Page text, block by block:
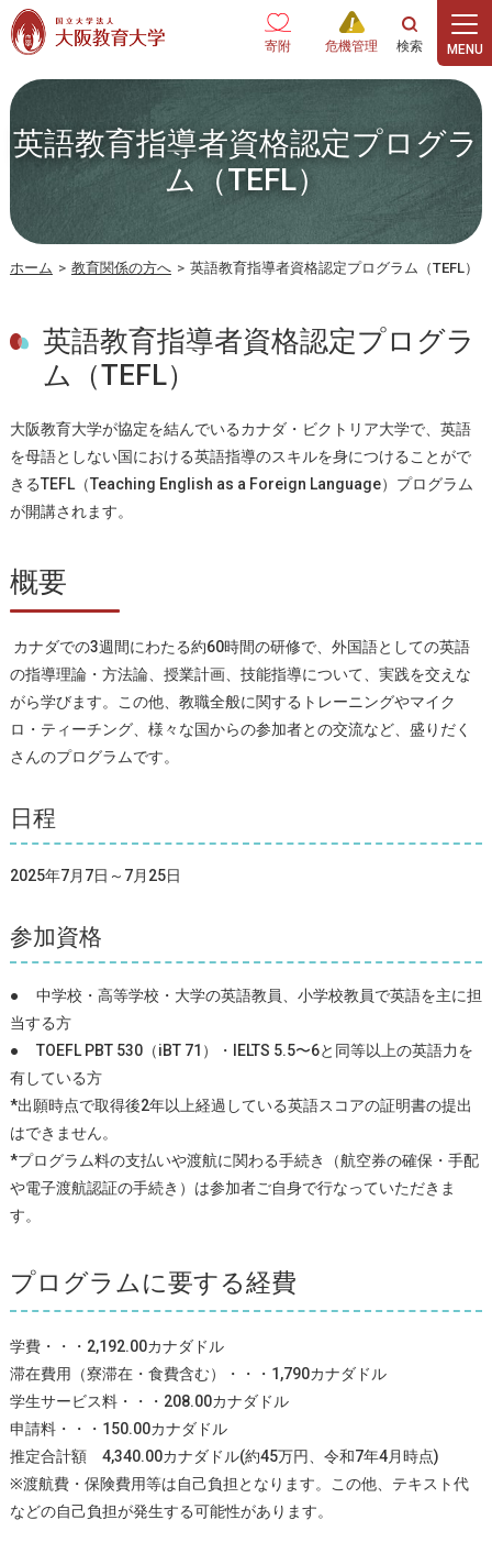
本文へ
寄附 危機管理
英語教育指導者資格認定プログラ
ム（TEFL）
ホーム > 教育関係の方へ > 英語教育指導者資格認定プログラム（TEFL）
英語教育指導者資格認定プログラ
ム（TEFL）
大阪教育大学が協定を結んでいるカナダ・ビクトリア大学で、英語
を母語としない国における英語指導のスキルを身につけることがで
きるTEFL（Teaching English as a Foreign Language）プログラム
が開講されます。
概要
カナダでの3週間にわたる約60時間の研修で、外国語としての英語
の指導理論・方法論、授業計画、技能指導について、実践を交えな
がら学びます。この他、教職全般に関するトレーニングやマイク
ロ・ティーチング、様々な国からの参加者との交流など、盛りだく
さんのプログラムです。
日程
2025年7月7日～7月25日
参加資格
●
中学校・高等学校・大学の英語教員、小学校教員で英語を主に担
当する方
●
TOEFL PBT 530（iBT 71）・IELTS 5.5〜6と同等以上の英語力を
有している方
*出願時点で取得後2年以上経過している英語スコアの証明書の提出
はできません。
*プログラム料の支払いや渡航に関わる手続き（航空券の確保・手配
や電子渡航認証の手続き）は参加者ご自身で行なっていただきま
す。
プログラムに要する経費
学費・・・2,192.00カナダドル
滞在費用（寮滞在・食費含む）・・・1,790カナダドル
学生サービス料・・・208.00カナダドル
申請料・・・150.00カナダドル
推定合計額 4,340.00カナダドル(約45万円、令和7年4月時点)
※渡航費・保険費用等は自己負担となります。この他、テキスト代
などの自己負担が発生する可能性があります。